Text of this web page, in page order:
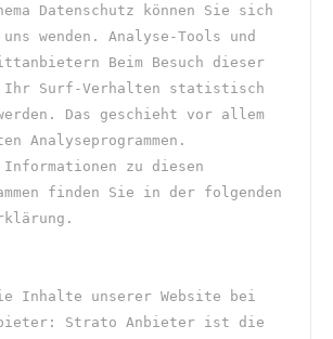
Datenschutz können Sie sich
wenden. Analyse-Tools und
Beim Besuch dieser
Ihr Surf-Verhalten statistisch
Das geschieht vor allem
Analyseprogrammen.
zu diesen
finden Sie in der folgenden
Inhalte unserer Website bei
Strato Anbieter ist die